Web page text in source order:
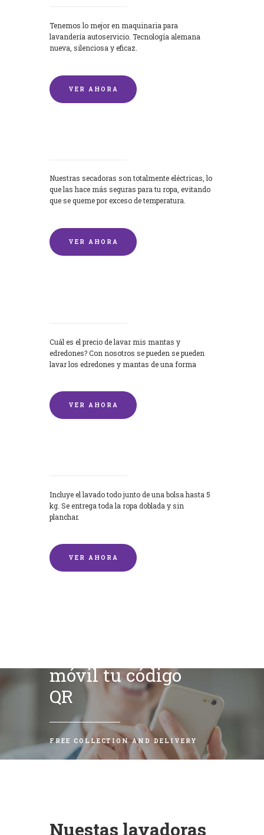
Tenemos lo mejor en maquinaria para
lavandería autoservicio. Tecnología alemana
nueva, silenciosa y eficaz.
VER AHORA
Nuestras secadoras son totalmente eléctricas, lo
que las hace más seguras para tu ropa, evitando
que se queme por exceso de temperatura.
VER AHORA
Cuál es el precio de lavar mis mantas y
edredones? Con nosotros se pueden se pueden
lavar los edredones y mantas de una forma
VER AHORA
Incluye el lavado todo junto de una bolsa hasta 5
kg. Se entrega toda la ropa doblada y sin
planchar.
VER AHORA
móvil tu código
QR
FREE COLLECTION AND DELIVERY
Nuestas lavadoras